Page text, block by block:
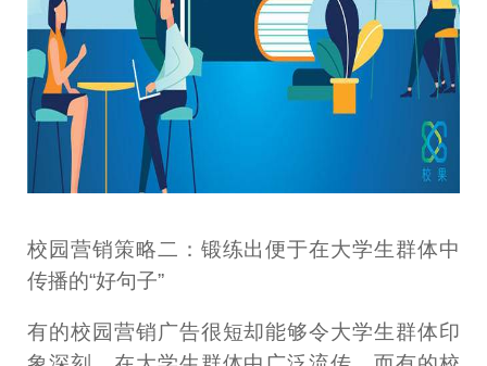
校园营销策略二：锻练出便于在大学生群体中
传播的“好句子”
有的校园营销广告很短却能够令大学生群体印